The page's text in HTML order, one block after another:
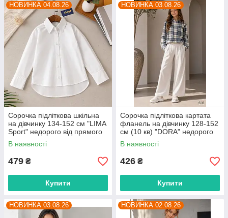
НОВИНКА 04.08.26
Сорочка підліткова шкільна
на дівчинку 134-152 см "LIMA
Sport" недорого від прямого
постачальника
В наявності
479 ₴
Купити
НОВИНКА 03.08.26
Сорочка підліткова картата
фланель на дівчинку 128-152
см (10 кв) "DORA" недорого
від прямого постачальника
В наявності
426 ₴
Купити
НОВИНКА 03.08.26 НОВИНКА 02.08.26